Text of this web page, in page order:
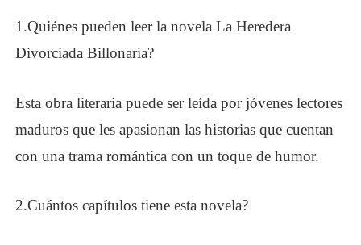
1 .Quiénes pueden leer la novela La Heredera
Divorciada Billonaria?
Esta obra literaria puede ser leída por jóvenes lectores
maduros que les apasionan las historias que cuentan
con una trama romántica con un toque de humor.
2.Cuántos capítulos tiene esta novela?